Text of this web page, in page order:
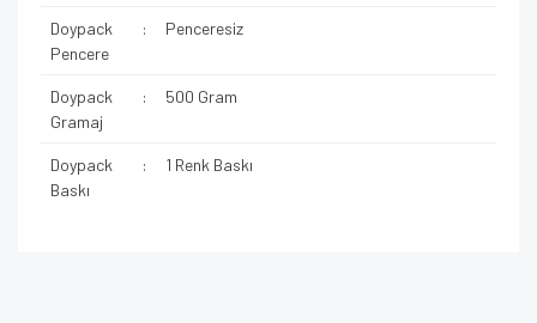
Doypack
Pencere
: Penceresiz
Doypack
Gramaj
: 500 Gram
Doypack
Baskı
: 1 Renk Baskı